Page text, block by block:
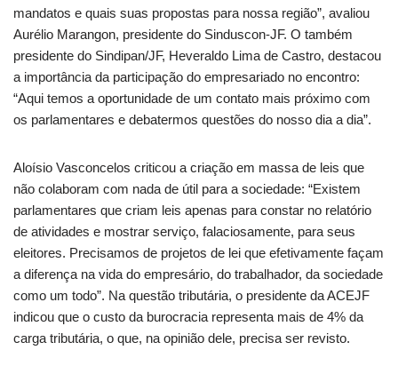
mandatos e quais suas propostas para nossa região”, avaliou
Aurélio Marangon, presidente do Sinduscon-JF. O também
presidente do Sindipan/JF, Heveraldo Lima de Castro, destacou
a importância da participação do empresariado no encontro:
“Aqui temos a oportunidade de um contato mais próximo com
os parlamentares e debatermos questões do nosso dia a dia”.
Aloísio Vasconcelos criticou a criação em massa de leis que
não colaboram com nada de útil para a sociedade: “Existem
parlamentares que criam leis apenas para constar no relatório
de atividades e mostrar serviço, falaciosamente, para seus
eleitores. Precisamos de projetos de lei que efetivamente façam
a diferença na vida do empresário, do trabalhador, da sociedade
como um todo”. Na questão tributária, o presidente da ACEJF
indicou que o custo da burocracia representa mais de 4% da
carga tributária, o que, na opinião dele, precisa ser revisto.